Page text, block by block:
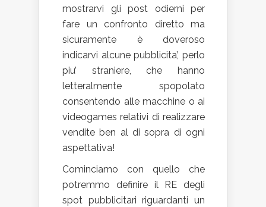
mostrarvi gli post odierni per
fare un confronto diretto ma
sicuramente è doveroso
indicarvi alcune pubblicita’, perlo
piu’ straniere, che hanno
letteralmente spopolato
consentendo alle macchine o ai
videogames relativi di realizzare
vendite ben al di sopra di ogni
aspettativa!
Cominciamo con quello che
potremmo definire il RE degli
spot pubblicitari riguardanti un